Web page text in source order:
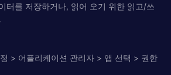
터를 저장하거나, 읽어 오기 위한 읽고/쓰
> 어플리케이션 관리자 > 앱 선택 > 권한